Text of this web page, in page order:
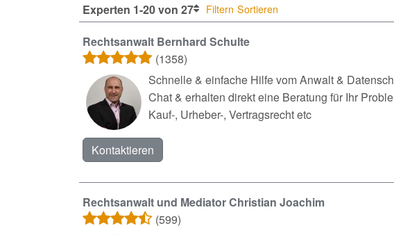
Experten 1-20 von 27 Filtern Sortieren
Rechtsanwalt Bernhard Schulte
(1358)
Schnelle & einfache Hilfe vom Anwalt &
Chat & erhalten direkt eine Beratung für Ihr
Kauf-, Urheber-, Vertragsrecht etc
Kontaktieren
Rechtsanwalt und Mediator Christian Joachim
(599)